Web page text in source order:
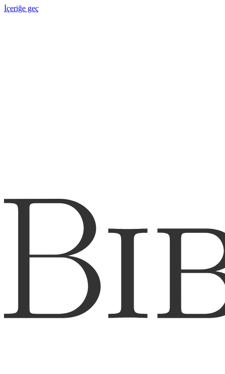
İçeriğe geç